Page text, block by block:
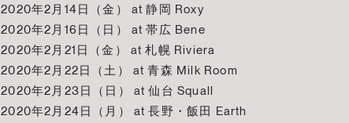
2020年2月14日（金） at 静岡 Roxy
2020年2月16日（日） at 帯広 Bene
2020年2月21日（金） at 札幌 Riviera
2020年2月22日（土） at 青森 Milk Room
2020年2月23日（日） at 仙台 Squall
2020年2月24日（月） at 長野・飯田 Earth